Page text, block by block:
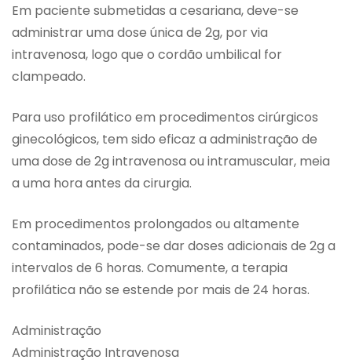
Em paciente submetidas a cesariana, deve-se
administrar uma dose única de 2g, por via
intravenosa, logo que o cordão umbilical for
clampeado.
Para uso profilático em procedimentos cirúrgicos
ginecológicos, tem sido eficaz a administração de
uma dose de 2g intravenosa ou intramuscular, meia
a uma hora antes da cirurgia.
Em procedimentos prolongados ou altamente
contaminados, pode-se dar doses adicionais de 2g a
intervalos de 6 horas. Comumente, a terapia
profilática não se estende por mais de 24 horas.
Administração
Administração Intravenosa